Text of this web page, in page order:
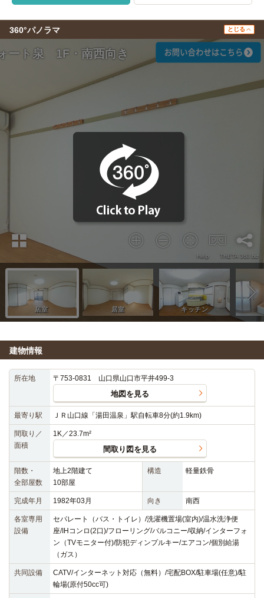
360°パノラマ とじる
建物情報
所在地 〒753-0831 山口県山口市平井499-3
地図を見る
最寄り駅 ＪＲ山口線「湯田温泉」駅自転車8分(約1.9km)
間取り／
面積
1K／23.7m²
間取り図を見る
階数・
全部屋数
地上2階建て
10部屋
構造 軽量鉄骨
完成年月 1982年03月 向き 南西
各室専用
設備
セパレート（バス・トイレ）/洗濯機置場(室内)/温水洗浄便
座/IHコンロ(2口)/フローリング/バルコニー/収納/インターフォ
ン（TVモニター付)/防犯ディンプルキー/エアコン/個別給湯
（ガス）
共同設備
CATV/インターネット対応（無料）/宅配BOX/駐車場(任意)/駐
輪場(原付50cc可)